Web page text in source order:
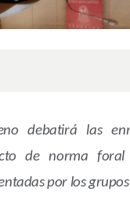
debatirá las
de norma foral
por los